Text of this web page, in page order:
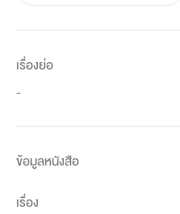
เรื่องย่อ
-
ข้อมูลหนังสือ
เรื่อง